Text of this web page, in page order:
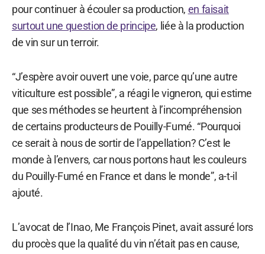
pour continuer à écouler sa production, en faisait
surtout une question de principe, liée à la production
de vin sur un terroir.
“J’espère avoir ouvert une voie, parce qu’une autre
viticulture est possible”, a réagi le vigneron, qui estime
que ses méthodes se heurtent à l’incompréhension
de certains producteurs de Pouilly-Fumé. “Pourquoi
ce serait à nous de sortir de l’appellation? C’est le
monde à l’envers, car nous portons haut les couleurs
du Pouilly-Fumé en France et dans le monde”, a-t-il
ajouté.
L’avocat de l’Inao, Me François Pinet, avait assuré lors
du procès que la qualité du vin n’était pas en cause,